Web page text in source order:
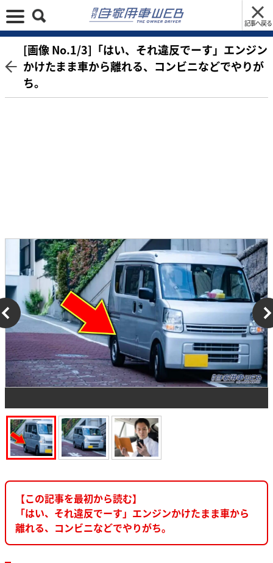
記事へ戻る
[画像 No.1/3]「はい、それ違反でーす」エンジン
かけたまま車から離れる、コンビニなどでやりが
ち。
【この記事を最初から読む】
「はい、それ違反でーす」エンジンかけたまま車から
離れる、コンビニなどでやりがち。